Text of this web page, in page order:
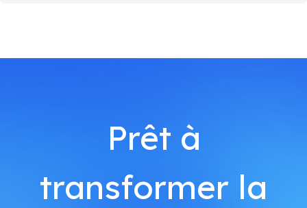
Prêt à
transformer la